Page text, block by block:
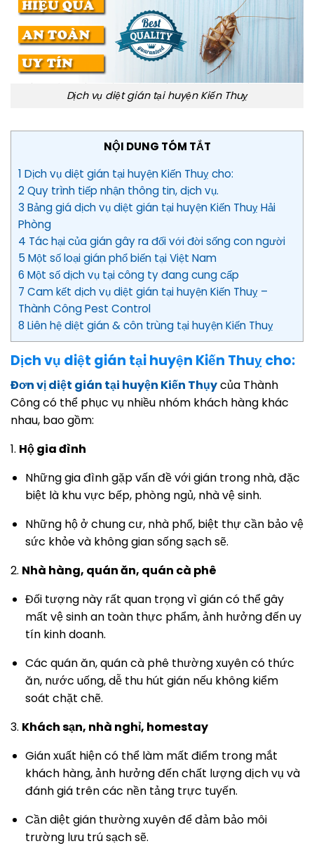
Dịch vụ diệt gián tại huyện Kiến Thuỵ
NỘI DUNG TÓM TẮT
1 Dịch vụ diệt gián tại huyện Kiến Thuỵ cho:
2 Quy trình tiếp nhận thông tin, dịch vụ.
3 Bảng giá dịch vụ diệt gián tại huyện Kiến Thuỵ Hải
Phòng
4 Tác hại của gián gây ra đối với đời sống con người
5 Một số loại gián phổ biến tại Việt Nam
6 Một số dịch vụ tại công ty đang cung cấp
7 Cam kết dịch vụ diệt gián tại huyện Kiến Thuỵ –
Thành Công Pest Control
8 Liên hệ diệt gián & côn trùng tại huyện Kiến Thuỵ
Dịch vụ diệt gián tại huyện Kiến Thuỵ cho:
Đơn vị diệt gián tại huyện Kiến Thụycủa Thành
Công có thể phục vụ nhiều nhóm khách hàng khác
nhau, bao gồm:
1. Hộ gia đình
Những gia đình gặp vấn đề với gián trong nhà, đặc
biệt là khu vực bếp, phòng ngủ, nhà vệ sinh.
Những hộ ở chung cư, nhà phố, biệt thự cần bảo vệ
sức khỏe và không gian sống sạch sẽ.
2. Nhà hàng, quán ăn, quán cà phê
Đối tượng này rất quan trọng vì gián có thể gây
mất vệ sinh an toàn thực phẩm, ảnh hưởng đến uy
tín kinh doanh.
Các quán ăn, quán cà phê thường xuyên có thức
ăn, nước uống, dễ thu hút gián nếu không kiểm
soát chặt chẽ.
3. Khách sạn, nhà nghỉ, homestay
Gián xuất hiện có thể làm mất điểm trong mắt
khách hàng, ảnh hưởng đến chất lượng dịch vụ và
đánh giá trên các nền tảng trực tuyến.
Cần diệt gián thường xuyên để đảm bảo môi
trường lưu trú sạch sẽ.